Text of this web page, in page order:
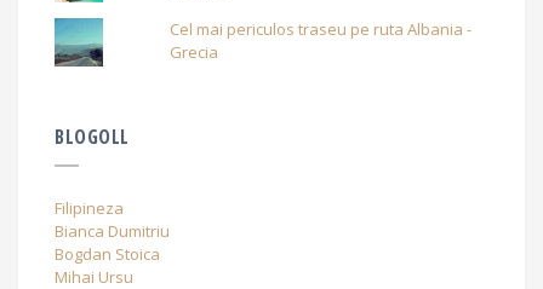
Cel mai periculos traseu pe ruta Albania -
Grecia
BLOGOLL
Filipineza
Bianca Dumitriu
Bogdan Stoica
Mihai Ursu